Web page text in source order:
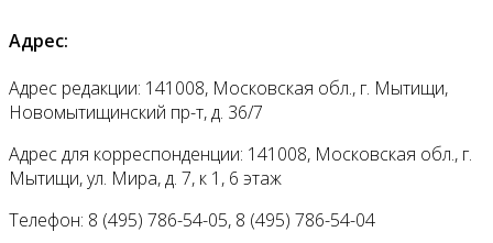
Адрес:
Адрес редакции: 141008, Московская обл., г. Мытищи,
Новомытищинский пр-т, д. 36/7
Адрес для корреспонденции: 141008, Московская обл., г.
Мытищи, ул. Мира, д. 7, к 1, 6 этаж
Телефон: 8 (495) 786-54-05, 8 (495) 786-54-04